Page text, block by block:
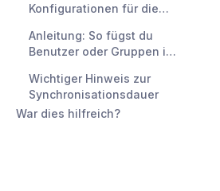
Konfigurationen für die
Anleitung: So fügst du
Benutzer oder Gruppen in
Wichtiger Hinweis zur
Synchronisationsdauer
War dies hilfreich?